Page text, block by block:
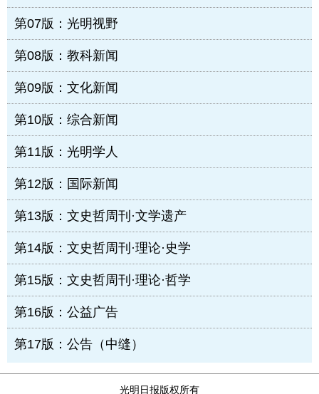
第07版：光明视野
第08版：教科新闻
第09版：文化新闻
第10版：综合新闻
第11版：光明学人
第12版：国际新闻
第13版：文史哲周刊·文学遗产
第14版：文史哲周刊·理论·史学
第15版：文史哲周刊·理论·哲学
第16版：公益广告
第17版：公告（中缝）
光明日报版权所有